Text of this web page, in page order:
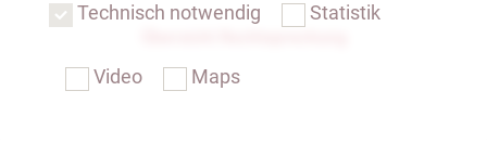
Technisch notwendig Statistik
Video Maps